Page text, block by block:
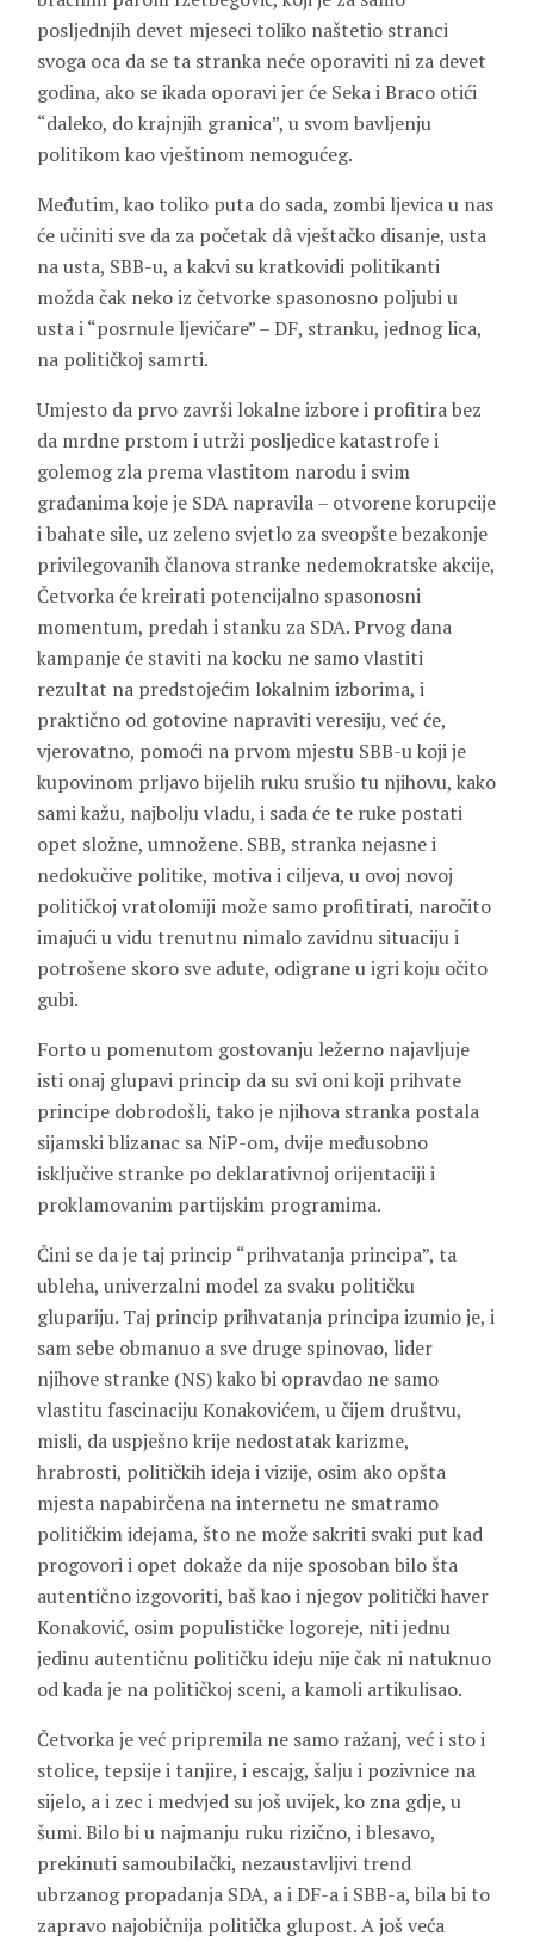
posljednjih devet mjeseci toliko naštetio stranci
svoga oca da se ta stranka neće oporaviti ni za devet
godina, ako se ikada oporavi jer će Seka i Braco otići
“daleko, do krajnjih granica”, u svom bavljenju
politikom kao vještinom nemogućeg.
Međutim, kao toliko puta do sada, zombi ljevica u nas
će učiniti sve da za početak dâ vještačko disanje, usta
na usta, SBB-u, a kakvi su kratkovidi politikanti
možda čak neko iz četvorke spasonosno poljubi u
usta i “posrnule ljevičare” – DF, stranku, jednog lica,
na političkoj samrti.
Umjesto da prvo završi lokalne izbore i profitira bez
da mrdne prstom i utrži posljedice katastrofe i
golemog zla prema vlastitom narodu i svim
građanima koje je SDA napravila – otvorene korupcije
i bahate sile, uz zeleno svjetlo za sveopšte bezakonje
privilegovanih članova stranke nedemokratske akcije,
Četvorka će kreirati potencijalno spasonosni
momentum, predah i stanku za SDA. Prvog dana
kampanje će staviti na kocku ne samo vlastiti
rezultat na predstojećim lokalnim izborima, i
praktično od gotovine napraviti veresiju, već će,
vjerovatno, pomoći na prvom mjestu SBB-u koji je
kupovinom prljavo bijelih ruku srušio tu njihovu, kako
sami kažu, najbolju vladu, i sada će te ruke postati
opet složne, umnožene. SBB, stranka nejasne i
nedokučive politike, motiva i ciljeva, u ovoj novoj
političkoj vratolomiji može samo profitirati, naročito
imajući u vidu trenutnu nimalo zavidnu situaciju i
potrošene skoro sve adute, odigrane u igri koju očito
gubi.
Forto u pomenutom gostovanju ležerno najavljuje
isti onaj glupavi princip da su svi oni koji prihvate
principe dobrodošli, tako je njihova stranka postala
sijamski blizanac sa NiP-om, dvije međusobno
isključive stranke po deklarativnoj orijentaciji i
proklamovanim partijskim programima.
Čini se da je taj princip “prihvatanja principa”, ta
ubleha, univerzalni model za svaku političku
glupariju. Taj princip prihvatanja principa izumio je, i
sam sebe obmanuo a sve druge spinovao, lider
njihove stranke (NS) kako bi opravdao ne samo
vlastitu fascinaciju Konakovićem, u čijem društvu,
misli, da uspješno krije nedostatak karizme,
hrabrosti, političkih ideja i vizije, osim ako opšta
mjesta napabirčena na internetu ne smatramo
političkim idejama, što ne može sakriti svaki put kad
progovori i opet dokaže da nije sposoban bilo šta
autentično izgovoriti, baš kao i njegov politički haver
Konaković, osim populističke logoreje, niti jednu
jedinu autentičnu političku ideju nije čak ni natuknuo
od kada je na političkoj sceni, a kamoli artikulisao.
Četvorka je već pripremila ne samo ražanj, već i sto i
stolice, tepsije i tanjire, i escajg, šalju i pozivnice na
sijelo, a i zec i medvjed su još uvijek, ko zna gdje, u
šumi. Bilo bi u najmanju ruku rizično, i blesavo,
prekinuti samoubilački, nezaustavljivi trend
ubrzanog propadanja SDA, a i DF-a i SBB-a, bila bi to
zapravo najobičnija politička glupost. A još veća